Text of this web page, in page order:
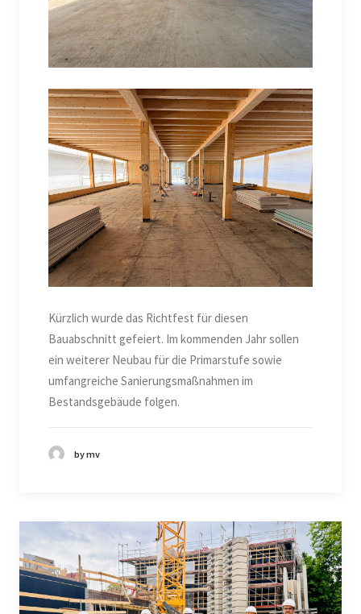
Kürzlich wurde das Richtfest für diesen
Bauabschnitt gefeiert. Im kommenden Jahr sollen
ein weiterer Neubau für die Primarstufe sowie
umfangreiche Sanierungsmaßnahmen im
Bestandsgebäude folgen.
by mv